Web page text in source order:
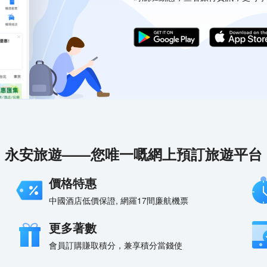
永安旅遊——您唯一嘅網上預訂旅遊平台
價格特惠
中國酒店低價保證, 網羅17間廉航機票
更多著數
會員訂購賺取積分，兼享積分當錢使